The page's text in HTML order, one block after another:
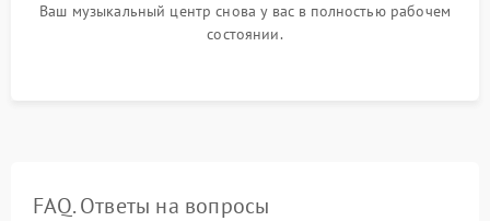
Ваш музыкальный центр снова у вас в полностью рабочем
состоянии.
FAQ. Ответы на вопросы